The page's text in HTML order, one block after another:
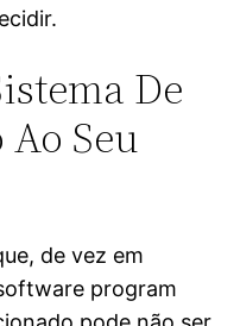
De
Seu
de vez em
program